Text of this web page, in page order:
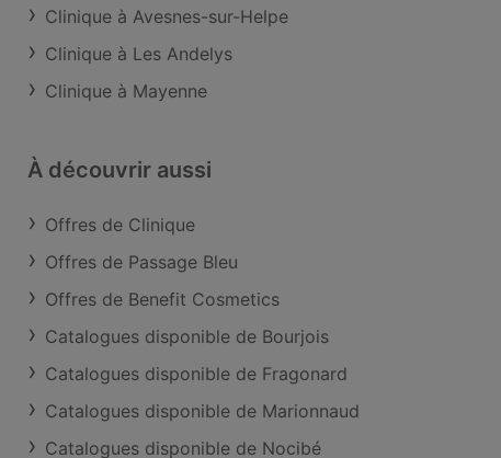
Clinique à Avesnes-sur-Helpe
Clinique à Les Andelys
Clinique à Mayenne
À découvrir aussi
Offres de Clinique
Offres de Passage Bleu
Offres de Benefit Cosmetics
Catalogues disponible de Bourjois
Catalogues disponible de Fragonard
Catalogues disponible de Marionnaud
Catalogues disponible de Nocibé